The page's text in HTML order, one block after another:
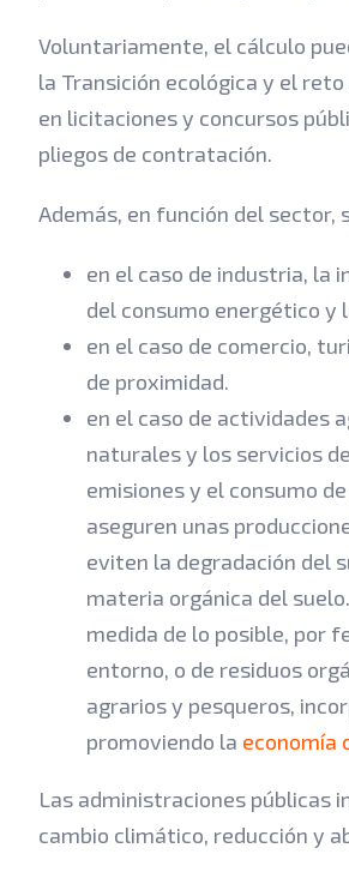
Voluntariamente, el cálculo
la Transición ecológica y el
en licitaciones y concursos
pliegos de contratación.
Además, en función del sector,
en el caso de industria, la
del consumo energético y
en el caso de comercio,
de proximidad.
en el caso de actividades
naturales y los servicios
emisiones y el consumo
aseguren unas
eviten la degradación del
materia orgánica del
medida de lo posible, por
entorno, o de residuos
agrarios y pesqueros,
promoviendo la economía
Las administraciones públicas
cambio climático, reducción y